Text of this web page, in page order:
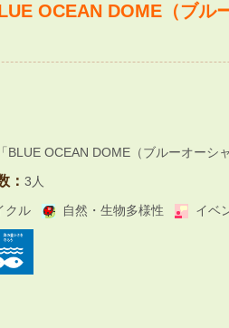
OCEAN DOME（ブ
BLUE OCEAN DOME（ブルーオーシ
： 3人
クル 自然・生物多様性 イベ